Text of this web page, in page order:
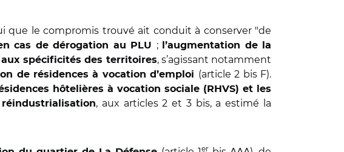
que le compromis trouvé ait conduit à conserver "de
cas de dérogation au PLU ;
l’augmentation de la
spécificités des territoires, s’agissant notamment
de résidences à vocation d’emploi (article 2 bis F).
hôtelières à vocation sociale (RHVS) et les
, aux articles 2 et 3 bis, a estimé la
er